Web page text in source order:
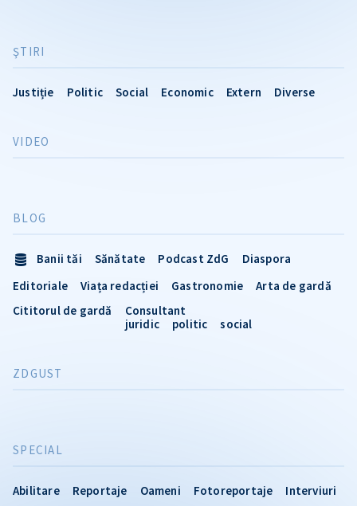
ŞTIRI
Justiție Politic Social Economic Extern Diverse
VIDEO
SPECIAL
Abilitare Reportaje Oameni Fotoreportaje
Interviuri
BLOG
Banii tăi Sănătate Podcast ZdG
Diaspora
Editoriale
Viața redacției Gastronomie
Arta de gardă
Cititorul de gardă
Consultant
juridic
politic social
ZDGUST